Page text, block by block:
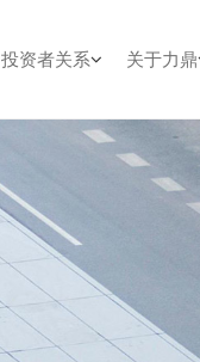
投资者关系 关于力鼎